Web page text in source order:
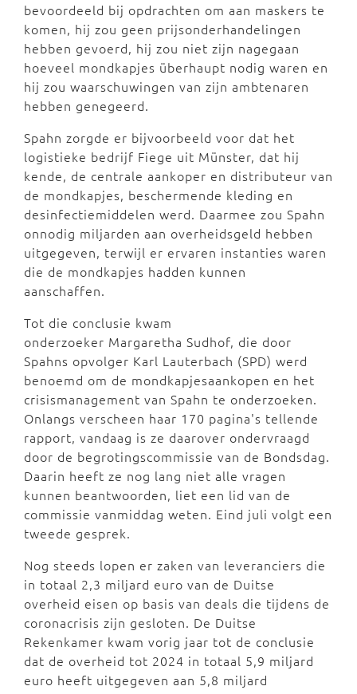
bevoordeeld bij opdrachten om aan maskers te
komen, hij zou geen prijsonderhandelingen
hebben gevoerd, hij zou niet zijn nagegaan
hoeveel mondkapjes überhaupt nodig waren en
hij zou waarschuwingen van zijn ambtenaren
hebben genegeerd.
Spahn zorgde er bijvoorbeeld voor dat het
logistieke bedrijf Fiege uit Münster, dat hij
kende, de centrale aankoper en distributeur van
de mondkapjes, beschermende kleding en
desinfectiemiddelen werd. Daarmee zou Spahn
onnodig miljarden aan overheidsgeld hebben
uitgegeven, terwijl er ervaren instanties waren
die de mondkapjes hadden kunnen
aanschaffen.
Tot die conclusie kwam
onderzoeker Margaretha Sudhof, die door
Spahns opvolger Karl Lauterbach (SPD) werd
benoemd om de mondkapjesaankopen en het
crisismanagement van Spahn te onderzoeken.
Onlangs verscheen haar 170 pagina's tellende
rapport, vandaag is ze daarover ondervraagd
door de begrotingscommissie van de Bondsdag.
Daarin heeft ze nog lang niet alle vragen
kunnen beantwoorden, liet een lid van de
commissie vanmiddag weten. Eind juli volgt een
tweede gesprek.
Nog steeds lopen er zaken van leveranciers die
in totaal 2,3 miljard euro van de Duitse
overheid eisen op basis van deals die tijdens de
coronacrisis zijn gesloten. De Duitse
Rekenkamer kwam vorig jaar tot de conclusie
dat de overheid tot 2024 in totaal 5,9 miljard
euro heeft uitgegeven aan 5,8 miljard